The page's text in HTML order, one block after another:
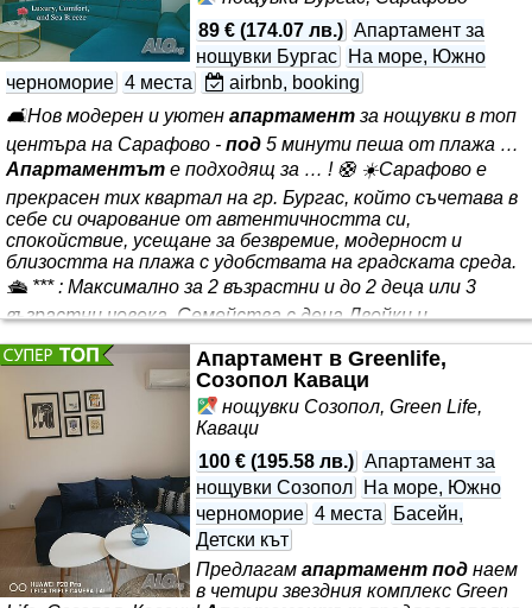
89 € (174.07 лв.) Апартамент за
нощувки Бургас
На море, Южно
черноморие 4 места
airbnb, booking
🛋️Нов модерен и уютен апартамент за нощувки в топ
центъра на Сарафово - под 5 минути пеша от плажа …
Апартаментът е подходящ за … ! 🛟 ☀️Сарафово е
прекрасен тих квартал на гр. Бургас, който съчетава в
себе си очарование от автентичността си,
спокойствие, усещане за безвремие, модерност и
близостта на плажа с удобствата на градската среда.
🛳️ *** : Максимално за 2 възрастни и до 2 деца или 3
възрастни човека. Семейства с деца Двойки и
✈️ (на 5 мин от летището) Удобства: ✅Климатици ❄️
✅Безплатен високоскоростен Wi-Fi⚡️ ✅2 Смарт
телевизора
Апартамент в Greenlife,
Созопол Каваци
нощувки Созопол, Green Life,
Каваци
100 € (195.58 лв.) Апартамент за
нощувки Созопол
На море, Южно
черноморие 4 места
Басейн,
Детски кът
Предлагам апартамент под наем
в четири звездния комплекс Green